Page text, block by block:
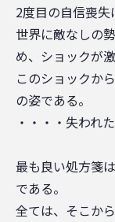
2度目の自信喪失
世界に敵なしの
め、ショックが
このショックか
の姿である。
・・・・失われ
最も良い処方箋
である。
全ては、そこか